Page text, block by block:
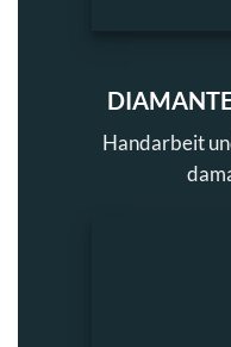
Handarbeit